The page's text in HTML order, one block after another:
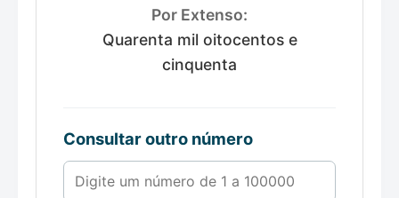
Por Extenso:
Quarenta mil oitocentos e
cinquenta
Consultar outro número
Número de 1 a 100000